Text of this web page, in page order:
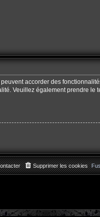
accorder des
Veuillez également prendre le
Supprimer les cookies